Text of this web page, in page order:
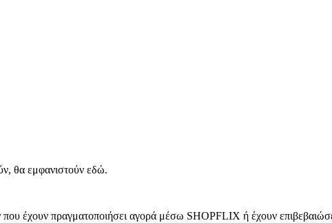
θα εμφανιστούν εδώ.
που έχουν πραγματοποιήσει αγορά μέσω SHOPFLIX ή έχουν